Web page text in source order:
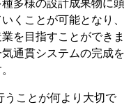
多様の設計成果物に頭
くことが可能となり、
を目指すことができま
通貫システムの完成を
うことが何より大切で